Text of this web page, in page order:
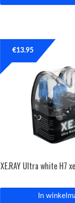
XE.RAY Ultra white H7
€13.95
In